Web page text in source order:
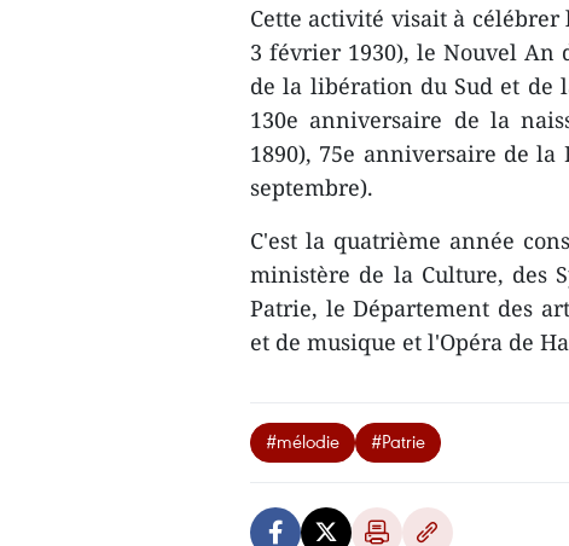
Cette activité visait à
3 février 1930), le Nouvel An
de la libération du Sud et de
130e anniversaire de la
1890), 75e anniversaire de
septembre).
C'est la quatrième année
ministère de la Culture, des
Patrie, le Département des
et de musique et l'Opéra de
#mélodie #Patrie